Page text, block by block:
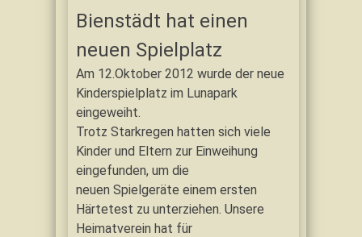
Bienstädt hat einen
neuen Spielplatz
Am 12.Oktober 2012 wurde der neue
Kinderspielplatz im Lunapark
eingeweiht.
Trotz Starkregen hatten sich viele
Kinder und Eltern zur Einweihung
eingefunden, um die
neuen Spielgeräte einem ersten
Härtetest zu unterziehen. Unsere
Heimatverein hat für